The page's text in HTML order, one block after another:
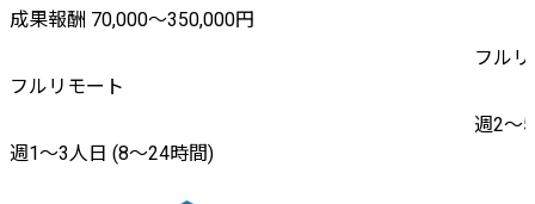
成果報酬 70,000〜350,000円
フルリモート
週1〜3人日 (8〜24時間)
フル
週2〜